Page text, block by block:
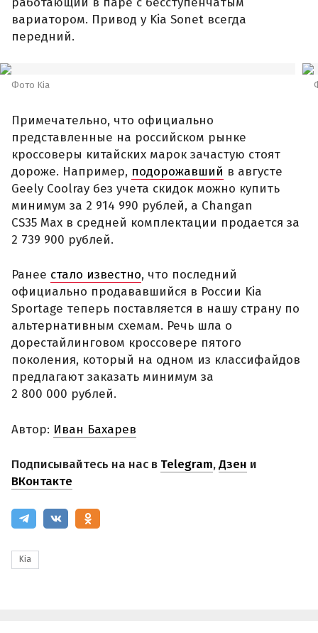
вариатором. Привод у Kia Sonet всегда
передний.
Фото Kia
Примечательно, что официально
представленные на российском рынке
кроссоверы китайских марок зачастую стоят
дороже. Например, подорожавший в августе
Geely Coolray без учета скидок можно купить
минимум за 2 914 990 рублей, а Changan
CS35 Max в средней комплектации продается за
2 739 900 рублей.
Ранее стало известно, что последний
официально продававшийся в России Kia
Sportage теперь поставляется в нашу страну по
альтернативным схемам. Речь шла о
дорестайлинговом кроссовере пятого
поколения, который на одном из классифайдов
предлагают заказать минимум за
2 800 000 рублей.
Автор: Иван Бахарев
Подписывайтесь на нас в Telegram,Дзен и
ВКонтакте
Kia